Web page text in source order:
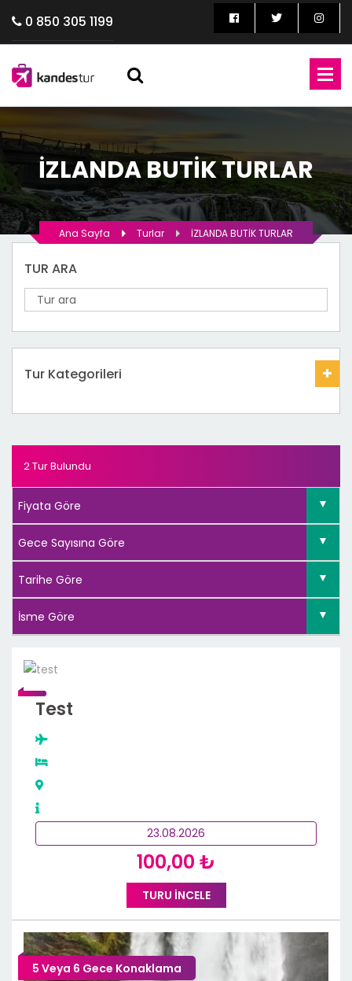
0 850 305 1199
İZLANDA BUTİK TURLAR
Ana Sayfa Turlar İZLANDA BUTİK TURLAR
TUR ARA
Tur Kategorileri
2 Tur Bulundu
Test
23.08.2026
100,00 ₺
TURU İNCELE
5 Veya 6 Gece Konaklama